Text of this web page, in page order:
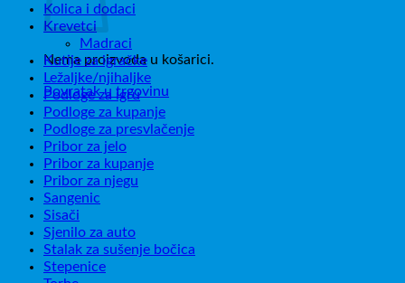
Nema proizvoda u košarici.
Povratak u trgovinu
Kolica i dodaci
Krevetci
Madraci
Kutije za igračke
Ležaljke/njihaljke
Podloge za igru
Podloge za kupanje
Podloge za presvlačenje
Pribor za jelo
Pribor za kupanje
Pribor za njegu
Sangenic
Sisači
Sjenilo za auto
Stalak za sušenje bočica
Stepenice